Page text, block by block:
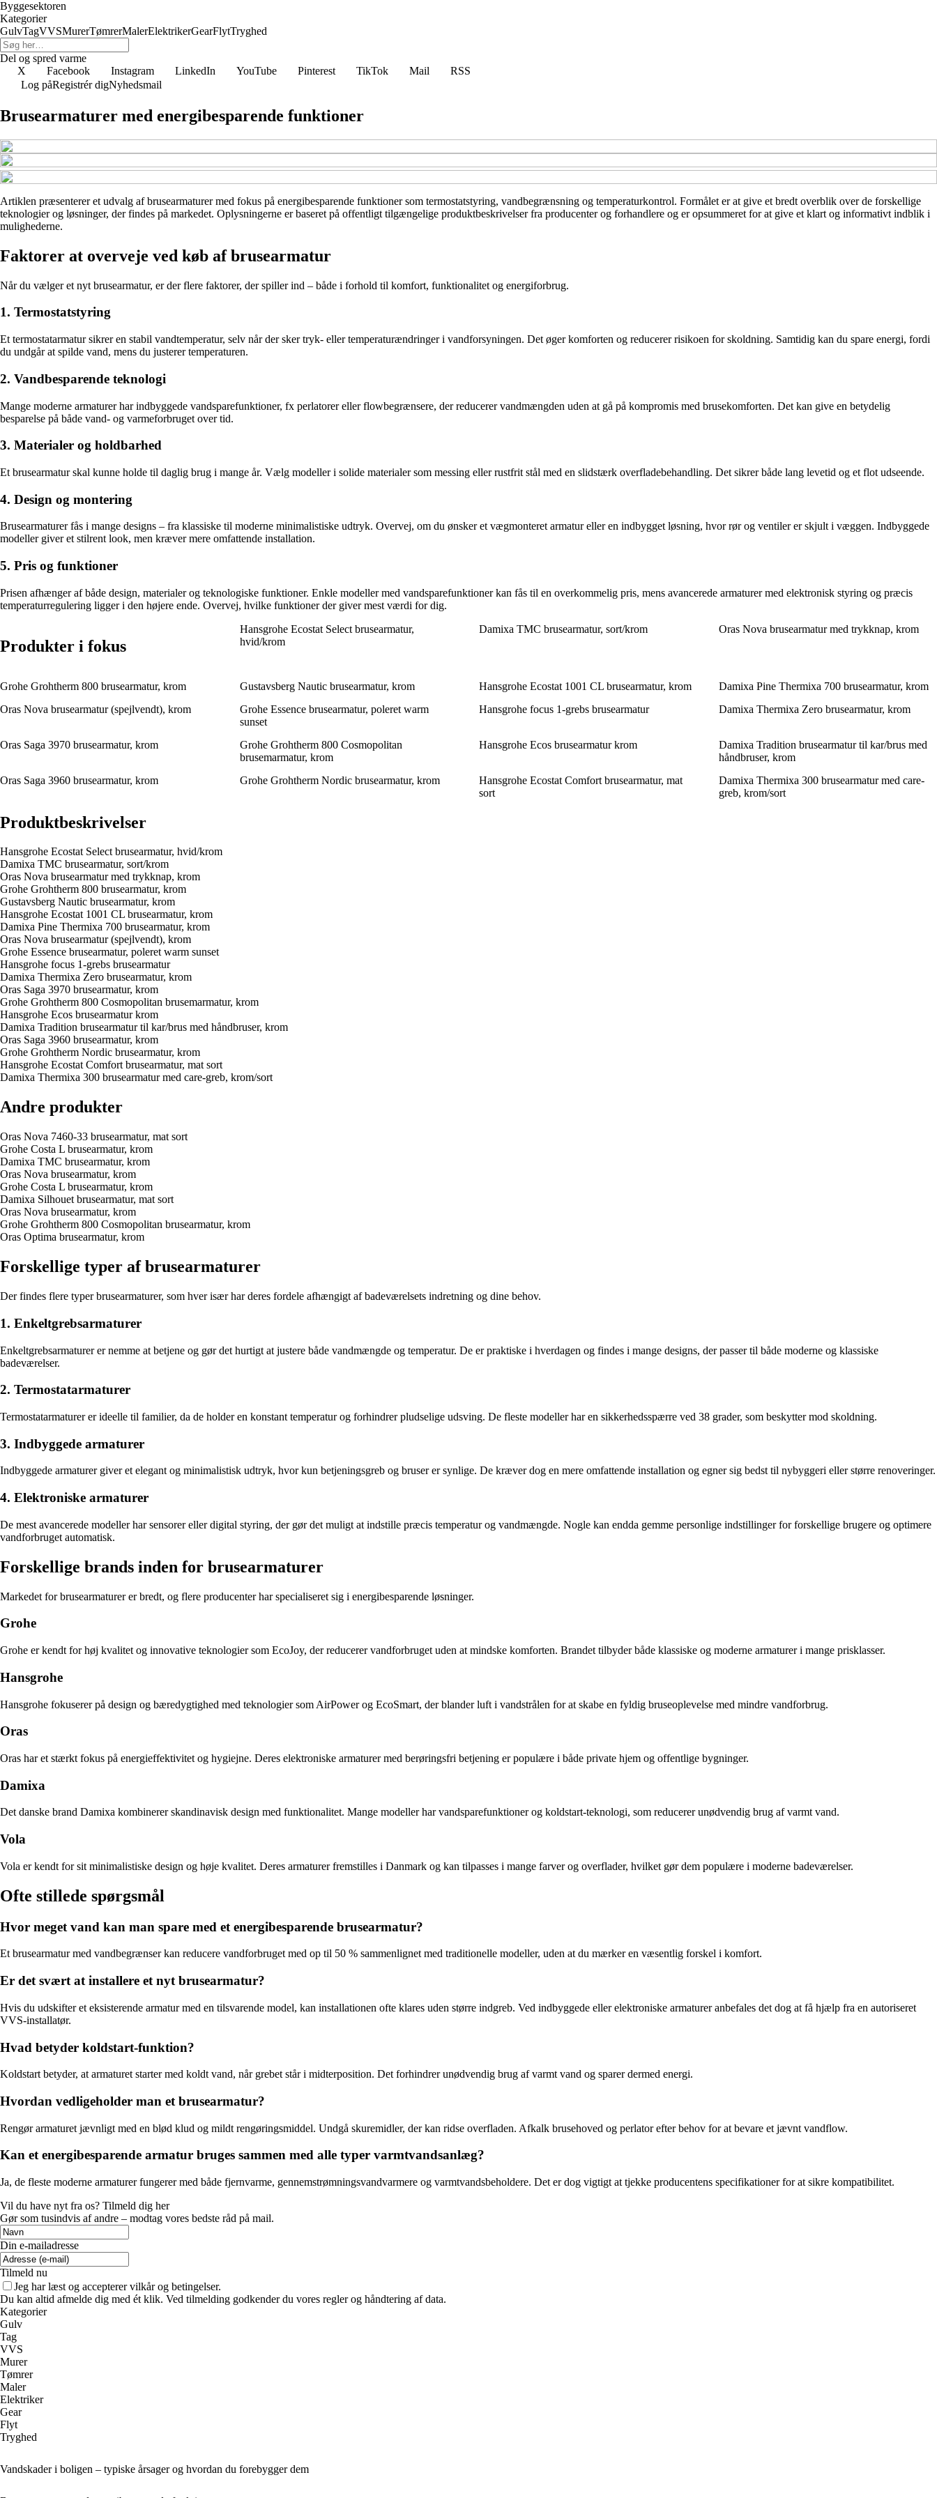
Byggesektoren
Kategorier
GulvTagVVSMurerTømrerMalerElektrikerGearFlytTryghed
Del og spred varme
X
Facebook Instagram LinkedIn YouTube Pinterest TikTok Mail
RSS
Log påRegistrér digNyhedsmail
Brusearmaturer med energibesparende funktioner
Artiklen præsenterer et udvalg af brusearmaturer med fokus på energibesparende funktioner som termostatstyring, vandbegrænsning og temperaturkontrol. Formålet er at give et bredt overblik over de forskellige
teknologier og løsninger, der findes på markedet. Oplysningerne er baseret på offentligt tilgængelige produktbeskrivelser fra producenter og forhandlere og er opsummeret for at give et klart og informativt indblik i
mulighederne.
Faktorer at overveje ved køb af brusearmatur
Når du vælger et nyt brusearmatur, er der flere faktorer, der spiller ind – både i forhold til komfort, funktionalitet og energiforbrug.
1. Termostatstyring
Et termostatarmatur sikrer en stabil vandtemperatur, selv når der sker tryk- eller temperaturændringer i vandforsyningen. Det øger komforten og reducerer risikoen for skoldning. Samtidig kan du spare energi, fordi
du undgår at spilde vand, mens du justerer temperaturen.
2. Vandbesparende teknologi
Mange moderne armaturer har indbyggede vandsparefunktioner, fx perlatorer eller flowbegrænsere, der reducerer vandmængden uden at gå på kompromis med brusekomforten. Det kan give en betydelig
besparelse på både vand- og varmeforbruget over tid.
3. Materialer og holdbarhed
Et brusearmatur skal kunne holde til daglig brug i mange år. Vælg modeller i solide materialer som messing eller rustfrit stål med en slidstærk overfladebehandling. Det sikrer både lang levetid og et flot udseende.
4. Design og montering
Brusearmaturer fås i mange designs – fra klassiske til moderne minimalistiske udtryk. Overvej, om du ønsker et vægmonteret armatur eller en indbygget løsning, hvor rør og ventiler er skjult i væggen. Indbyggede
modeller giver et stilrent look, men kræver mere omfattende installation.
5. Pris og funktioner
Prisen afhænger af både design, materialer og teknologiske funktioner. Enkle modeller med vandsparefunktioner kan fås til en overkommelig pris, mens avancerede armaturer med elektronisk styring og præcis
temperaturregulering ligger i den højere ende. Overvej, hvilke funktioner der giver mest værdi for dig.
Produkter i fokus
Hansgrohe Ecostat Select brusearmatur,
hvid/krom
Damixa TMC brusearmatur, sort/krom Oras Nova brusearmatur med trykknap, krom
Grohe Grohtherm 800 brusearmatur, krom Gustavsberg Nautic brusearmatur, krom Hansgrohe Ecostat 1001 CL brusearmatur, krom
Damixa Pine Thermixa 700 brusearmatur, krom
Oras Nova brusearmatur (spejlvendt), krom
Grohe Essence brusearmatur, poleret warm
sunset
Hansgrohe focus 1-grebs brusearmatur Damixa Thermixa Zero brusearmatur, krom
Oras Saga 3970 brusearmatur, krom
Grohe Grohtherm 800 Cosmopolitan
brusemarmatur, krom
Hansgrohe Ecos brusearmatur krom
Damixa Tradition brusearmatur til kar/brus med
håndbruser, krom
Oras Saga 3960 brusearmatur, krom
Grohe Grohtherm Nordic brusearmatur, krom
Hansgrohe Ecostat Comfort brusearmatur, mat
sort
Damixa Thermixa 300 brusearmatur med care-
greb, krom/sort
Produktbeskrivelser
Hansgrohe Ecostat Select brusearmatur, hvid/krom
Damixa TMC brusearmatur, sort/krom
Oras Nova brusearmatur med trykknap, krom
Grohe Grohtherm 800 brusearmatur, krom
Gustavsberg Nautic brusearmatur, krom
Hansgrohe Ecostat 1001 CL brusearmatur, krom
Damixa Pine Thermixa 700 brusearmatur, krom
Oras Nova brusearmatur (spejlvendt), krom
Grohe Essence brusearmatur, poleret warm sunset
Hansgrohe focus 1-grebs brusearmatur
Damixa Thermixa Zero brusearmatur, krom
Oras Saga 3970 brusearmatur, krom
Grohe Grohtherm 800 Cosmopolitan brusemarmatur, krom
Hansgrohe Ecos brusearmatur krom
Damixa Tradition brusearmatur til kar/brus med håndbruser, krom
Oras Saga 3960 brusearmatur, krom
Grohe Grohtherm Nordic brusearmatur, krom
Hansgrohe Ecostat Comfort brusearmatur, mat sort
Damixa Thermixa 300 brusearmatur med care-greb, krom/sort
Andre produkter
Oras Nova 7460-33 brusearmatur, mat sort
Grohe Costa L brusearmatur, krom
Damixa TMC brusearmatur, krom
Oras Nova brusearmatur, krom
Grohe Costa L brusearmatur, krom
Damixa Silhouet brusearmatur, mat sort
Oras Nova brusearmatur, krom
Grohe Grohtherm 800 Cosmopolitan brusearmatur, krom
Oras Optima brusearmatur, krom
Forskellige typer af brusearmaturer
Der findes flere typer brusearmaturer, som hver især har deres fordele afhængigt af badeværelsets indretning og dine behov.
1. Enkeltgrebsarmaturer
Enkeltgrebsarmaturer er nemme at betjene og gør det hurtigt at justere både vandmængde og temperatur. De er praktiske i hverdagen og findes i mange designs, der passer til både moderne og klassiske
badeværelser.
2. Termostatarmaturer
Termostatarmaturer er ideelle til familier, da de holder en konstant temperatur og forhindrer pludselige udsving. De fleste modeller har en sikkerhedsspærre ved 38 grader, som beskytter mod skoldning.
3. Indbyggede armaturer
Indbyggede armaturer giver et elegant og minimalistisk udtryk, hvor kun betjeningsgreb og bruser er synlige. De kræver dog en mere omfattende installation og egner sig bedst til nybyggeri eller større renoveringer.
4. Elektroniske armaturer
De mest avancerede modeller har sensorer eller digital styring, der gør det muligt at indstille præcis temperatur og vandmængde. Nogle kan endda gemme personlige indstillinger for forskellige brugere og optimere
vandforbruget automatisk.
Forskellige brands inden for brusearmaturer
Markedet for brusearmaturer er bredt, og flere producenter har specialiseret sig i energibesparende løsninger.
Grohe
Grohe er kendt for høj kvalitet og innovative teknologier som EcoJoy, der reducerer vandforbruget uden at mindske komforten. Brandet tilbyder både klassiske og moderne armaturer i mange prisklasser.
Hansgrohe
Hansgrohe fokuserer på design og bæredygtighed med teknologier som AirPower og EcoSmart, der blander luft i vandstrålen for at skabe en fyldig bruseoplevelse med mindre vandforbrug.
Oras
Oras har et stærkt fokus på energieffektivitet og hygiejne. Deres elektroniske armaturer med berøringsfri betjening er populære i både private hjem og offentlige bygninger.
Damixa
Det danske brand Damixa kombinerer skandinavisk design med funktionalitet. Mange modeller har vandsparefunktioner og koldstart-teknologi, som reducerer unødvendig brug af varmt vand.
Vola
Vola er kendt for sit minimalistiske design og høje kvalitet. Deres armaturer fremstilles i Danmark og kan tilpasses i mange farver og overflader, hvilket gør dem populære i moderne badeværelser.
Ofte stillede spørgsmål
Hvor meget vand kan man spare med et energibesparende brusearmatur?
Et brusearmatur med vandbegrænser kan reducere vandforbruget med op til 50 % sammenlignet med traditionelle modeller, uden at du mærker en væsentlig forskel i komfort.
Er det svært at installere et nyt brusearmatur?
Hvis du udskifter et eksisterende armatur med en tilsvarende model, kan installationen ofte klares uden større indgreb. Ved indbyggede eller elektroniske armaturer anbefales det dog at få hjælp fra en autoriseret
VVS-installatør.
Hvad betyder koldstart-funktion?
Koldstart betyder, at armaturet starter med koldt vand, når grebet står i midterposition. Det forhindrer unødvendig brug af varmt vand og sparer dermed energi.
Hvordan vedligeholder man et brusearmatur?
Rengør armaturet jævnligt med en blød klud og mildt rengøringsmiddel. Undgå skuremidler, der kan ridse overfladen. Afkalk brusehoved og perlator efter behov for at bevare et jævnt vandflow.
Kan et energibesparende armatur bruges sammen med alle typer varmtvandsanlæg?
Ja, de fleste moderne armaturer fungerer med både fjernvarme, gennemstrømningsvandvarmere og varmtvandsbeholdere. Det er dog vigtigt at tjekke producentens specifikationer for at sikre kompatibilitet.
Vil du have nyt fra os? Tilmeld dig her
Gør som tusindvis af andre – modtag vores bedste råd på mail.
Din e-mailadresse
Tilmeld nu
Jeg har læst og accepterer vilkår og betingelser.
Du kan altid afmelde dig med ét klik. Ved tilmelding godkender du vores regler og håndtering af data.
Kategorier
Gulv
Tag
VVS
Murer
Tømrer
Maler
Elektriker
Gear
Flyt
Tryghed
Vandskader i boligen – typiske årsager og hvordan du forebygger dem